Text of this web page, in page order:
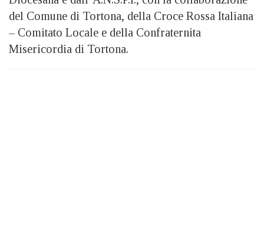
del Comune di Tortona, della Croce Rossa Italiana
– Comitato Locale e della Confraternita
Misericordia di Tortona.